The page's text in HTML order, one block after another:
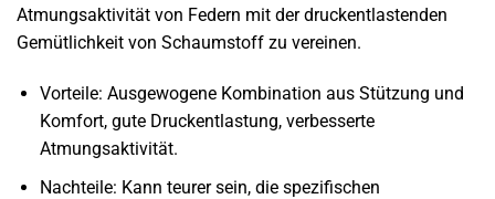
Atmungsaktivität von Federn mit der druckentlastenden
Gemütlichkeit von Schaumstoff zu vereinen.
Vorteile: Ausgewogene Kombination aus Stützung und
Komfort, gute Druckentlastung, verbesserte
Atmungsaktivität.
Nachteile: Kann teurer sein, die spezifischen